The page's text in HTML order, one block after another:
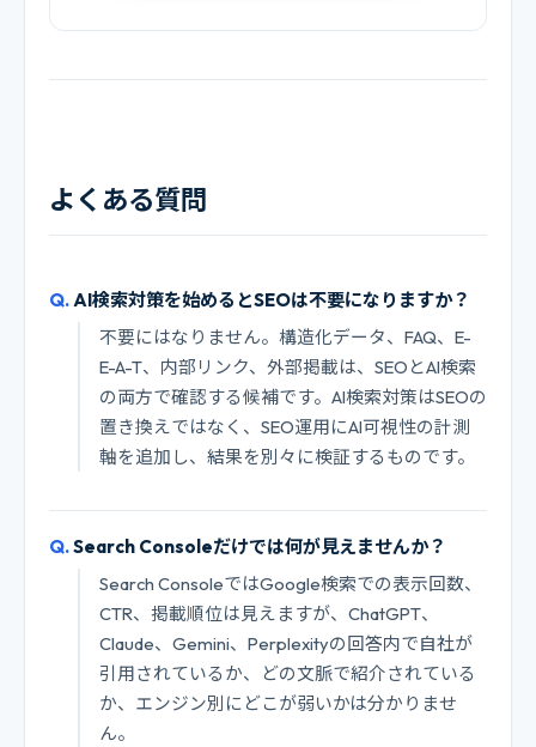
よくある質問
AI検索対策を始めるとSEOは不要になりますか？
不要にはなりません。構造化データ、FAQ、E-
E-A-T、内部リンク、外部掲載は、SEOとAI検索
の両方で確認する候補です。AI検索対策はSEOの
置き換えではなく、SEO運用にAI可視性の計測
軸を追加し、結果を別々に検証するものです。
Search Consoleだけでは何が見えませんか？
Search ConsoleではGoogle検索での表示回数、
CTR、掲載順位は見えますが、ChatGPT、
Claude、Gemini、Perplexityの回答内で自社が
引用されているか、どの文脈で紹介されている
か、エンジン別にどこが弱いかは分かりませ
ん。